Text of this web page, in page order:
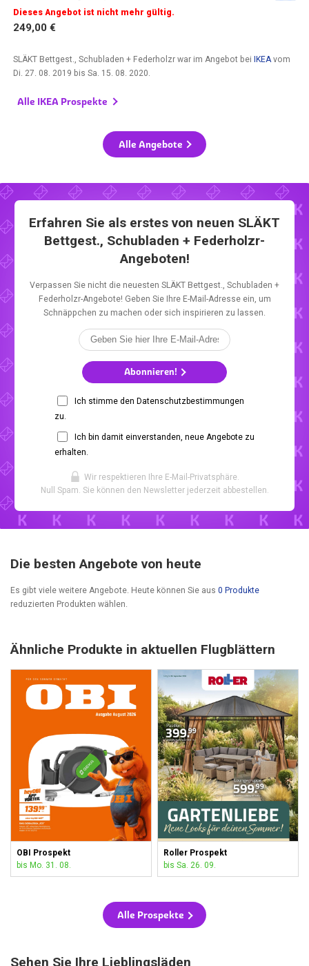
Dieses Angebot ist nicht mehr gültig.
249,00 €
SLÄKT Bettgest., Schubladen + Federholzr war im Angebot beiIKEA vom
Di. 27. 08. 2019 bisSa. 15. 08. 2020
Alle IKEA Prospekte
Alle Angebote
Erfahren Sie als erstes von neuen SLÄKT
Bettgest., Schubladen + Federholzr-
Angeboten!
Verpassen Sie nicht die neuesten SLÄKT Bettgest., Schubladen +
Federholzr-Angebote! Geben Sie Ihre E-Mail-Adresse ein, um
Schnäppchen zu machen oder sich inspirieren zu lassen.
Abonnieren!
Ich stimme den Datenschutzbestimmungen
zu.
Ich bin damit einverstanden, neue Angebote zu
erhalten.
Wir respektieren Ihre E-Mail-Privatsphäre.
Null Spam. Sie können den Newsletter jederzeit abbestellen.
Die besten Angebote von heute
Es gibt viele weitere Angebote. Heute können Sie aus 0 Produkte
reduzierten Produkten wählen.
Ähnliche Produkte in aktuellen Flugblättern
OBI Prospekt
bis Mo. 31. 08.
Roller Prospekt
bis Sa. 26. 09.
Alle Prospekte
Sehen Sie Ihre Lieblingsläden